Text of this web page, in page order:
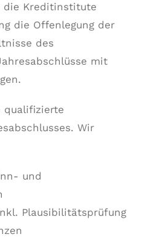
die Kreditinstitute
die Offenlegung der
des
mit
qualifizierte
Wir
und
Plausibilitätsprüfung